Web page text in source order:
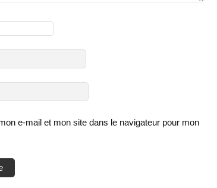
e-mail et mon site dans le navigateur pour mon